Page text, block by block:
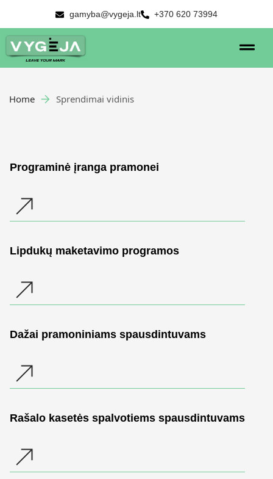
gamyba@vygeja.lt +370 620 73994
Home Sprendimai vidinis
Programinė įranga pramonei
Lipdukų maketavimo programos
Dažai pramoniniams spausdintuvams
Rašalo kasetės spalvotiems spausdintuvams